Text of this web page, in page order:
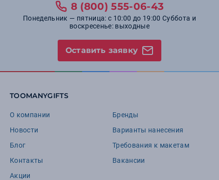
8 (800) 555-06-43
Понедельник — пятница: с 10:00 до 19:00 Суббота и
воскресенье: выходные
Оставить заявку
TOOMANYGIFTS
О компании
Новости
Блог
Контакты
Акции
Бренды
Варианты нанесения
Требования к макетам
Вакансии